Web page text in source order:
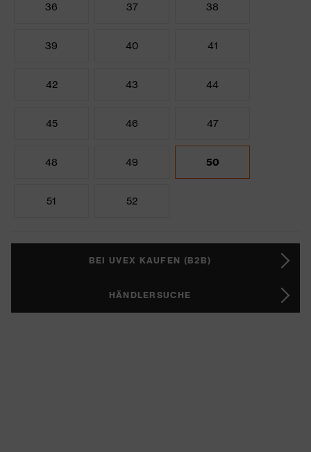
36 37 38
39 40 41
42 43 44
45 46 47
48 49 50
51 52
BEI UVEX KAUFEN (B2B)
HÄNDLERSUCHE